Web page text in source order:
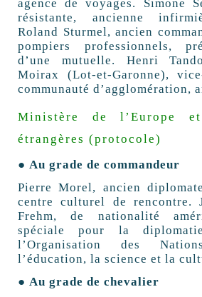
agence de voyages. Simone
résistante, ancienne
Roland Sturmel, ancien
pompiers professionnels,
d’une mutuelle. Henri
Moirax (Lot-et-Garonne),
communauté d’agglomération,
Ministère de l’Europe
étrangères (protocole)
● Au grade de commandeur
Pierre Morel, ancien
centre culturel de rencontre.
Frehm, de nationalité
spéciale pour la
l’Organisation des
l’éducation, la science et la
● Au grade de chevalier